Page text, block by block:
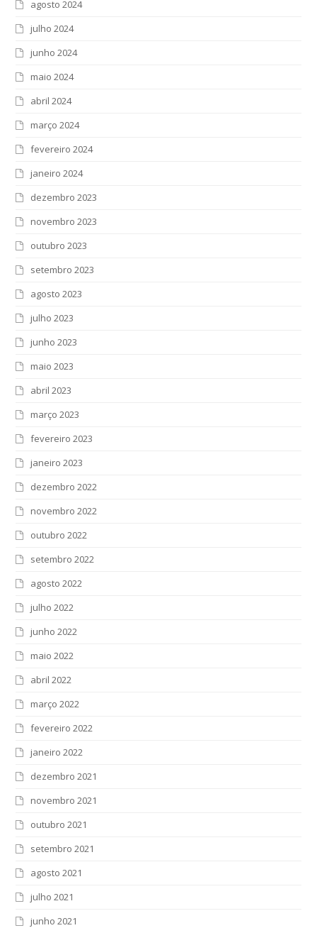
agosto 2024
julho 2024
junho 2024
maio 2024
abril 2024
março 2024
fevereiro 2024
janeiro 2024
dezembro 2023
novembro 2023
outubro 2023
setembro 2023
agosto 2023
julho 2023
junho 2023
maio 2023
abril 2023
março 2023
fevereiro 2023
janeiro 2023
dezembro 2022
novembro 2022
outubro 2022
setembro 2022
agosto 2022
julho 2022
junho 2022
maio 2022
abril 2022
março 2022
fevereiro 2022
janeiro 2022
dezembro 2021
novembro 2021
outubro 2021
setembro 2021
agosto 2021
julho 2021
junho 2021